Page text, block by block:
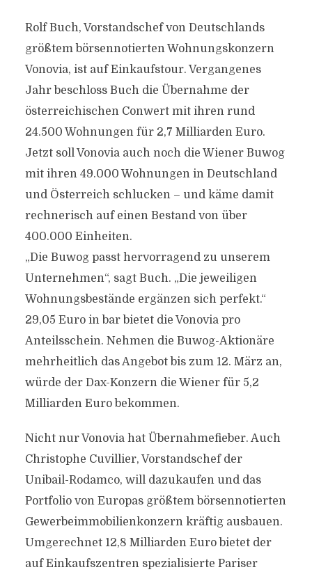
Rolf Buch, Vorstandschef von Deutschlands
größtem börsennotierten Wohnungskonzern
Vonovia, ist auf Einkaufstour. Vergangenes
Jahr beschloss Buch die Übernahme der
österreichischen Conwert mit ihren rund
24.500 Wohnungen für 2,7 Milliarden Euro.
Jetzt soll Vonovia auch noch die Wiener Buwog
mit ihren 49.000 Wohnungen in Deutschland
und Österreich schlucken – und käme damit
rechnerisch auf einen Bestand von über
400.000 Einheiten.
„Die Buwog passt hervorragend zu unserem
Unternehmen“, sagt Buch. „Die jeweiligen
Wohnungsbestände ergänzen sich perfekt.“
29,05 Euro in bar bietet die Vonovia pro
Anteilsschein. Nehmen die Buwog-Aktionäre
mehrheitlich das Angebot bis zum 12. März an,
würde der Dax-Konzern die Wiener für 5,2
Milliarden Euro bekommen.
Nicht nur Vonovia hat Übernahmefieber. Auch
Christophe Cuvillier, Vorstandschef der
Unibail-Rodamco, will dazukaufen und das
Portfolio von Europas größtem börsennotierten
Gewerbeimmobilienkonzern kräftig ausbauen.
Umgerechnet 12,8 Milliarden Euro bietet der
auf Einkaufszentren spezialisierte Pariser